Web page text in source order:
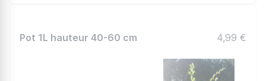
Pot 1L hauteur 40-60 cm 4,99 €